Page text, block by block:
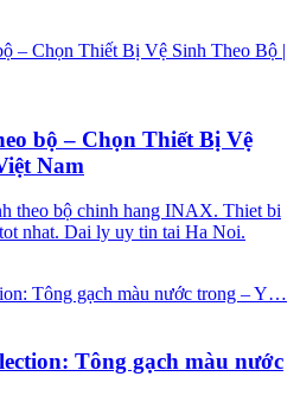
bộ – Chọn Thiết Bị Vệ
Nam
theo bộ chinh hang INAX. Thiet bi
nhat. Dai ly uy tin tai Ha Noi.
Tông gạch màu nước